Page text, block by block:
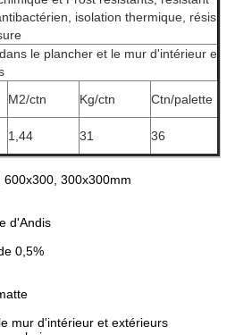
isolation thermique, résis
le plancher et le mur d'intérieur e
M2/ctn Kg/ctn
Ctn/palette
1,44 31 36
300x300mm
d'Andis
0,5%
mur d'intérieur et extérieurs